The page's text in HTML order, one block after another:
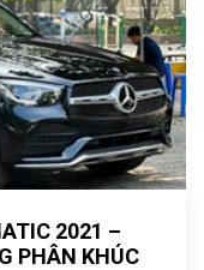
2021 –
PHÂN KHÚC